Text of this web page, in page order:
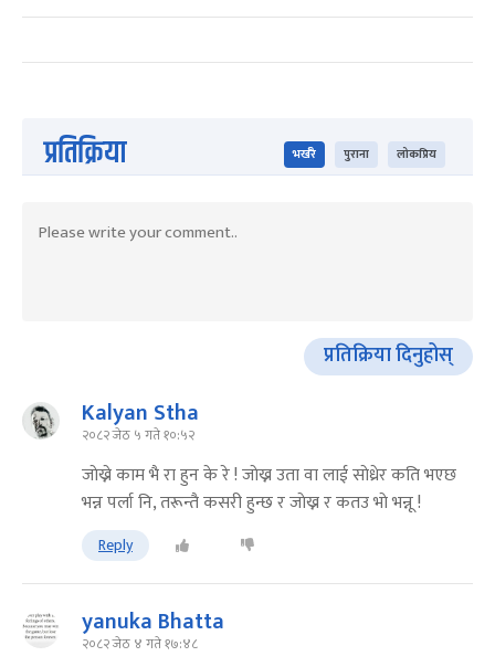
प्रतिक्रिया भर्खरै पुराना लोकप्रिय
प्रतिक्रिया दिनुहोस्
Kalyan Stha
२०८२ जेठ ५ गते १०:५२
जाेख्ने काम भै रा हुन के रे ! जाेख्न उता वा लाई साेध्रेर कति भएछ
भन्न पर्ला नि, तरून्तै कसरी हुन्छ र जाेख्न र कतउ भाे भन्नू !
Reply
yanuka Bhatta
२०८२ जेठ ४ गते १७:४८